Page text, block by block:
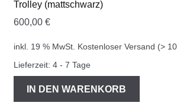
Trolley (mattschwarz)
600,00 €
inkl. 19 % MwSt. Kostenloser Versand (>
Lieferzeit: 4 - 7 Tage
IN DEN WARENKORB